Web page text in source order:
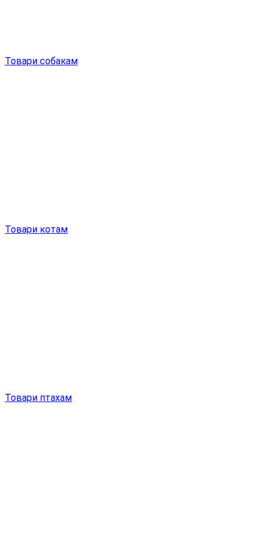
Товари собакам
Товари котам
Товари птахам